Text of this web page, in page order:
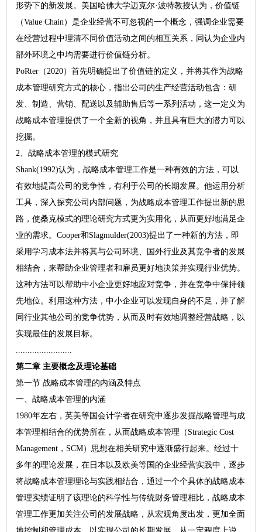
形势下的新发展。美国哈佛大学迈克尔·波特教授认为，价值链
（Value Chain）是企业经营不可忽视的一个概念，强调企业需要
在经营过程中理清不同价值活动之间的相互关系，同认为企业内
部外环境之中均需要进行价值链分析。
PoRter（2020）首先明确提出了价值链的定义，并将其作为战略
成本管理研究方式的核心，指出公司的生产经营活动包含：研
发、制造、营销、配送以及辅助售后等一系列活动，这一定义为
战略成本管理提供了一个全新的视角，并且具有巨大的潜力可以
挖掘。
2、战略成本管理的模式研究
Shank(1992)认为，战略成本管理工作是一种有效的方法，可以
有效地提高公司的竞争性，有利于公司的长期发展。他运用分析
工具，深入探究公司内部问题，为战略成本管理工作提出新的思
路，使桑克模式的理论研究方式更为实用化，从而更好地满足企
业的需求。Cooper和Slagmulder(2003)提出了一种新的方法，即
采用学习成本法并将其与公司环境、国外行业及其竞争者的发展
相结合，来帮助企业管理者和雇员更好地决策并实现行业优势。
这种方法可以帮助中小企业更好地应对竞争，并在竞争中保持领
先地位。利用这种方法，中小企业可以发现自身的不足，并了解
同行业其他公司的竞争优势，从而及时有效地调整经营战略，以
实现最佳的发展目标。
第二章 主要概念及理论基础
第一节 战略成本管理的内涵及特点
一、战略成本管理的内涵
1980年左右，英美等国会计学者在研究中逐步发掘战略管理与成
本管理相结合的优势所在，从而战略成本管理（Strategic Cost
Management，SCM）思想在相关研究中逐渐盛行起来。经过十
多年的理论发展，在日本以及欧美等国的企业经营实践中，逐步
将战略成本管理理论与实践相结合，通过一个个具体的战略成本
管理实绩证明了该理论的科学性与传统财务管理相比，战略成本
管理工作更加关注公司的发展战略，从宏观角度出发，更加全面